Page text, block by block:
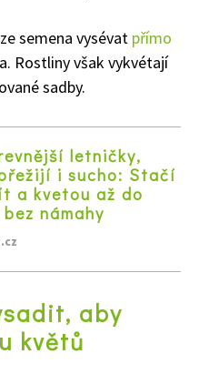
semena vysévat přímo
Rostliny však vykvétají
sadby.
letničky,
i sucho: Stačí
a kvetou až do
námahy
aby
květů